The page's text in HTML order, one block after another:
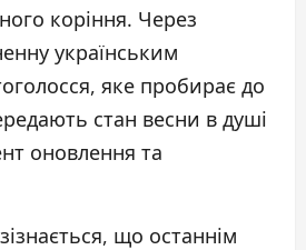
коріння. Через
українським
яке пробирає до
стан весни в душі
оновлення та
зізнається, що останнім